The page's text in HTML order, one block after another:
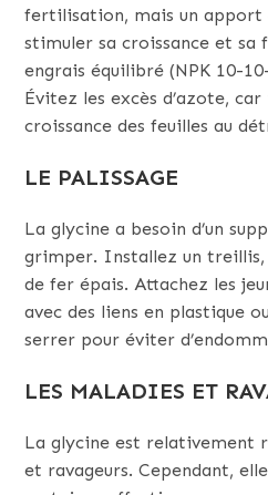
fertilisation, mais un apport
stimuler sa croissance et sa
engrais équilibré (NPK 10-
Évitez les excès d’azote,
croissance des feuilles au
LE PALISSAGE
La glycine a besoin d’un
grimper. Installez un treillis,
de fer épais. Attachez les
avec des liens en plastique
serrer pour éviter
LES MALADIES ET
La glycine est relativement
et ravageurs. Cependant,